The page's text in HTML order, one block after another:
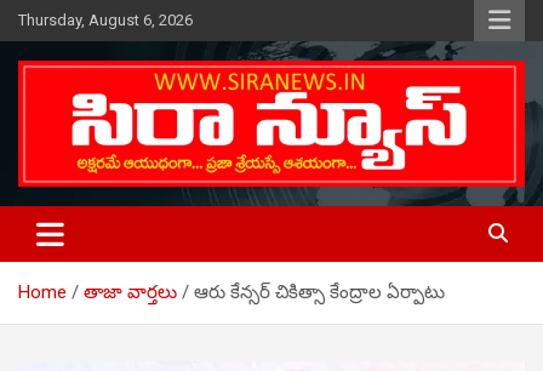
Skip
to
content
Thursday, August 6, 2026
SIRA NEWS
Telugu Online News Daily
Home తాజా వార్తలు ఆరు కేన్సర్ చికిత్సా కేంద్రాల ఏర్పాటు